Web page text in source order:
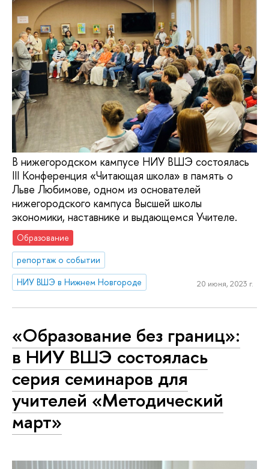
В нижегородском кампусе НИУ ВШЭ состоялась
III Конференция «Читающая школа» в память о
Льве Любимове, одном из основателей
нижегородского кампуса Высшей школы
экономики, наставнике и выдающемся Учителе.
Образование
репортаж о событии
НИУ ВШЭ в Нижнем Новгороде
20 июня, 2023 г.
«Образование без границ»:
в НИУ ВШЭ состоялась
серия семинаров для
учителей «Методический
март»